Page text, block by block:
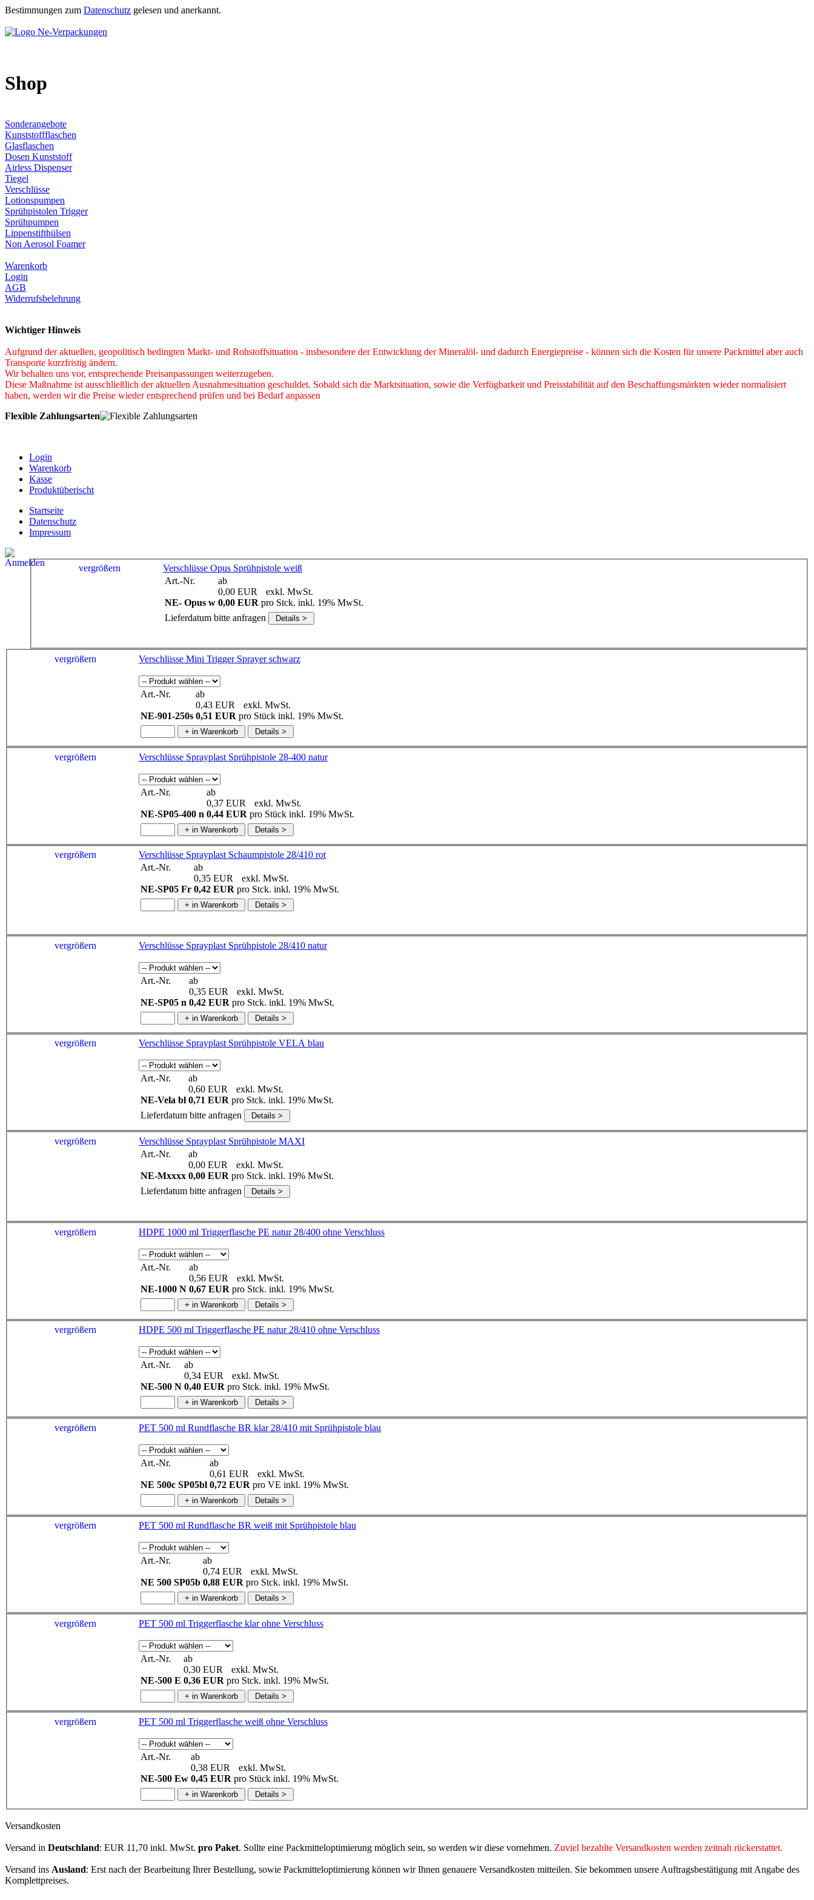
Bestimmungen zum Datenschutz gelesen und anerkannt.
Shop
Sonderangebote
Kunststoffflaschen
Glasflaschen
Dosen Kunststoff
Airless Dispenser
Tiegel
Verschlüsse
Lotionspumpen
Sprühpistolen Trigger
Sprühpumpen
Lippenstifthülsen
Non Aerosol Foamer
Warenkorb
Login
AGB
Widerrufsbelehrung
Wichtiger Hinweis
Aufgrund der aktuellen, geopolitisch bedingten Markt‑ und Rohstoffsituation - insbesondere der Entwicklung der Mineralöl- und dadurch Energiepreise - können sich die Kosten für unsere Packmittel aber auch
Transporte kurzfristig ändern.
Wir behalten uns vor, entsprechende Preisanpassungen weiterzugeben.
Diese Maßnahme ist ausschließlich der aktuellen Ausnahmesituation geschuldet. Sobald sich die Marktsituation, sowie die Verfügbarkeit und Preisstabilität auf den Beschaffungsmärkten wieder normalisiert
haben, werden wir die Preise wieder entsprechend prüfen und bei Bedarf anpassen
Flexible Zahlungsarten
Login
Warenkorb
Kasse
Produktüberischt
Startseite
Datenschutz
Impressum
vergrößern
Verschlüsse Opus Sprühpistole weiß
Art.-Nr.
NE- Opus w
ab
0,00 EUR
0,00 EUR
exkl. MwSt.
pro Stck. inkl. 19% MwSt.
Lieferdatum bitte anfragen
vergrößern Verschlüsse Mini Trigger Sprayer schwarz
Art.-Nr.
NE-901-250s
ab
0,43 EUR
0,51 EUR
exkl. MwSt.
pro Stück inkl. 19% MwSt.
vergrößern Verschlüsse Sprayplast Sprühpistole 28-400 natur
Art.-Nr.
NE-SP05-400 n
ab
0,37 EUR
0,44 EUR
exkl. MwSt.
pro Stück inkl. 19% MwSt.
vergrößern
Verschlüsse Sprayplast Schaumpistole 28/410 rot
Art.-Nr.
NE-SP05 Fr
ab
0,35 EUR
0,42 EUR
exkl. MwSt.
pro Stck. inkl. 19% MwSt.
vergrößern Verschlüsse Sprayplast Sprühpistole 28/410 natur
Art.-Nr.
NE-SP05 n
ab
0,35 EUR
0,42 EUR
exkl. MwSt.
pro Stck. inkl. 19% MwSt.
vergrößern Verschlüsse Sprayplast Sprühpistole VELA blau
Art.-Nr.
NE-Vela bl
ab
0,60 EUR
0,71 EUR
exkl. MwSt.
pro Stck. inkl. 19% MwSt.
Lieferdatum bitte anfragen
vergrößern
Verschlüsse Sprayplast Sprühpistole MAXI
Art.-Nr.
NE-Mxxxx
ab
0,00 EUR
0,00 EUR
exkl. MwSt.
pro Stck. inkl. 19% MwSt.
Lieferdatum bitte anfragen
vergrößern HDPE 1000 ml Triggerflasche PE natur 28/400 ohne Verschluss
Art.-Nr.
NE-1000 N
ab
0,56 EUR
0,67 EUR
exkl. MwSt.
pro Stck. inkl. 19% MwSt.
vergrößern HDPE 500 ml Triggerflasche PE natur 28/410 ohne Verschluss
Art.-Nr.
NE-500 N
ab
0,34 EUR
0,40 EUR
exkl. MwSt.
pro Stck. inkl. 19% MwSt.
vergrößern PET 500 ml Rundflasche BR klar 28/410 mit Sprühpistole blau
Art.-Nr.
NE 500c SP05bl
ab
0,61 EUR
0,72 EUR
exkl. MwSt.
pro VE inkl. 19% MwSt.
vergrößern PET 500 ml Rundflasche BR weiß mit Sprühpistole blau
Art.-Nr.
NE 500 SP05b
ab
0,74 EUR
0,88 EUR
exkl. MwSt.
pro Stck. inkl. 19% MwSt.
vergrößern PET 500 ml Triggerflasche klar ohne Verschluss
Art.-Nr.
NE-500 E
ab
0,30 EUR
0,36 EUR
exkl. MwSt.
pro Stck. inkl. 19% MwSt.
vergrößern PET 500 ml Triggerflasche weiß ohne Verschluss
Art.-Nr.
NE-500 Ew
ab
0,38 EUR
0,45 EUR
exkl. MwSt.
pro Stück inkl. 19% MwSt.
Versandkosten
Versand in Deutschland: EUR 11,70 inkl. MwSt. pro Paket. Sollte eine Packmitteloptimierung möglich sein, so werden wir diese vornehmen. Zuviel bezahlte Versandkosten werden zeitnah rückerstattet.
Versand ins Ausland: Erst nach der Bearbeitung Ihrer Bestellung, sowie Packmitteloptimierung können wir Ihnen genauere Versandkosten mitteilen. Sie bekommen unsere Auftragsbestätigung mit Angabe des
Komplettpreises.